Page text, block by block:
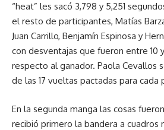
“heat” les sacó 3,798 y 5,251
el resto de participantes, Matías
Juan Carrillo, Benjamín Espinosa y
con desventajas que fueron entre 10
respecto al ganador. Paola Cevallos
de las 17 vueltas pactadas para cada
En la segunda manga las cosas
recibió primero la bandera a cuadros